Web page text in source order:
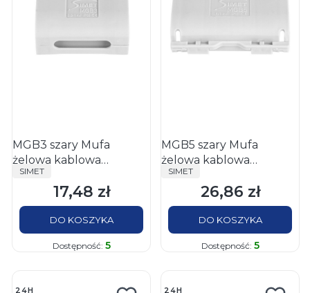
MGB3 szary Mufa
żelowa kablowa
3x2,5mm2
PRODUCENT
SIMET
Cena
17,48 zł
DO KOSZYKA
Dostępność: 5
MGB5 szary Mufa
żelowa kablowa
5x2,5mm2
PRODUCENT
SIMET
Cena
26,86 zł
DO KOSZYKA
Dostępność: 5
24H 24H